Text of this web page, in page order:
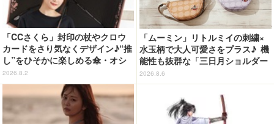
「CCさくら」封印の杖やクロウ
カードをさり気なくデザイン♪“推
し”をひそかに楽しめる傘・オシ
ブレラが登場
2026.8.2
「ムーミン」リトルミイの刺繍×
水玉柄で大人可愛さをプラス♪ 機
能性も抜群な「三日月ショルダー
バッグ」が新登場
2026.8.6